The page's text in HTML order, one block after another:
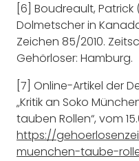
[6] Boudreault, Patrick
Dolmetscher in
Zeichen 85/2010.
Gehörloser: Hamburg.
[7] Online-Artikel der
„Kritik an Soko
tauben Rollen“, vom
https://
muenchen-taube-